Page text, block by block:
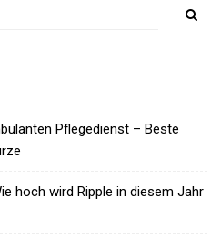
Pflegedienst – Beste
hoch wird Ripple in diesem Jahr